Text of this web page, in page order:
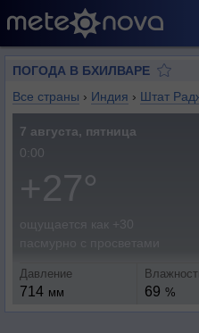
ПОГОДА В БХИЛВАРЕ
Все страны › Индия › Штат
7 августа, пятница
0:00
+27°
Давление
714 мм 69 %